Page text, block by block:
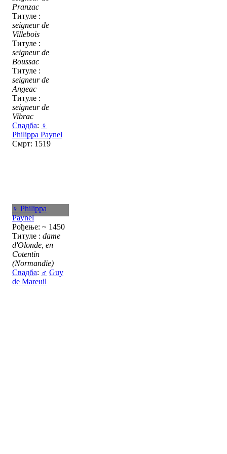
Pranzac
Титуле :
seigneur de
Villebois
Титуле :
seigneur de
Boussac
Титуле :
seigneur de
Angeac
Титуле :
seigneur de
Vibrac
Свадба: ♀
Philippa Paynel
Смрт: 1519
♀ Philippa
Paynel
Рођење: ~ 1450
Титуле : dame
d'Olonde, en
Cotentin
(Normandie)
Свадба: ♂ Guy
de Mareuil